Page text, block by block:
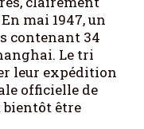
mai 1947, un
contenant 34
Le tri
leur expédition
officielle de
bientôt être